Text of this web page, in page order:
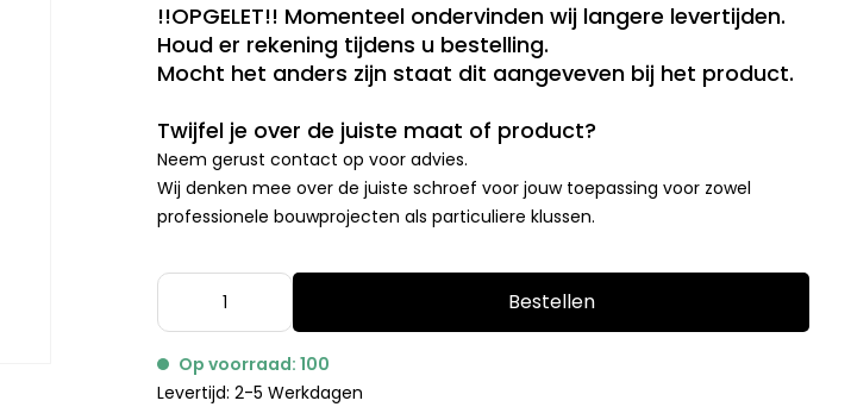
!!OPGELET!! Momenteel ondervinden wij langere levertijden.
Houd er rekening tijdens u bestelling.
Mocht het anders zijn staat dit aangeveven bij het product.
Twijfel je over de juiste maat of product?
Neem gerust contact op voor advies.
Wij denken mee over de juiste schroef voor jouw toepassing voor zowel
professionele bouwprojecten als particuliere klussen.
Bestellen
Op voorraad: 100
Levertijd: 2-5 Werkdagen